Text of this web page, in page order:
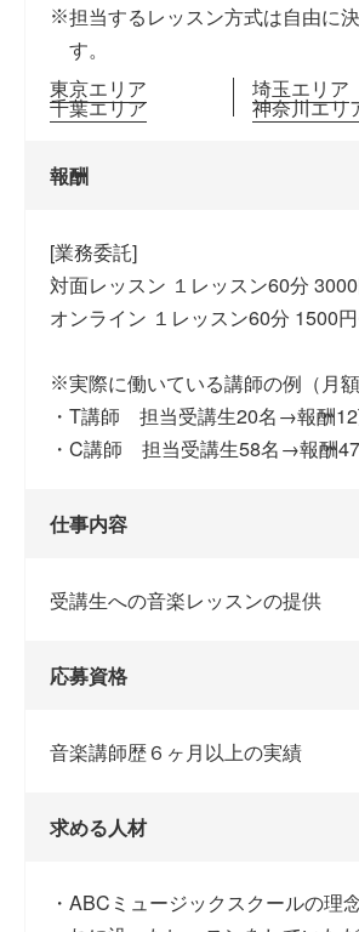
担当するレッスン方式は自由に
す。
東京エリア
埼玉エリア
千葉エリア 神奈川エリ
報酬
[業務委託]
対面レッスン １レッスン60分
オンライン １レッスン60分 1500
実際に働いている講師の例（月額
・T講師 担当受講生20名→報酬12
・C講師 担当受講生58名→報酬
仕事内容
受講生への音楽レッスンの提供
応募資格
音楽講師歴６ヶ月以上の実績
求める人材
ABCミュージックスクールの理